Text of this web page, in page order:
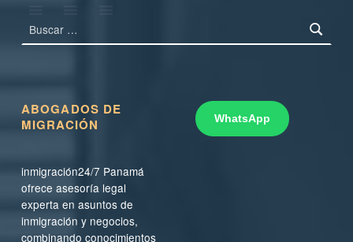
ABOGADOS DE
MIGRACIÓN
inmigración24/7 Panamá
ofrece asesoría legal
experta en asuntos de
inmigración y negocios,
combinando conocimientos
WhatsApp